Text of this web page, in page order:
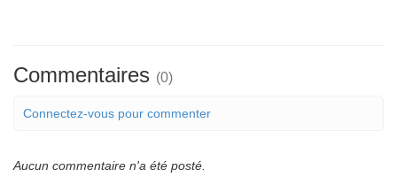
Commentaires (0)
Connectez-vous pour commenter
Aucun commentaire n'a été posté.